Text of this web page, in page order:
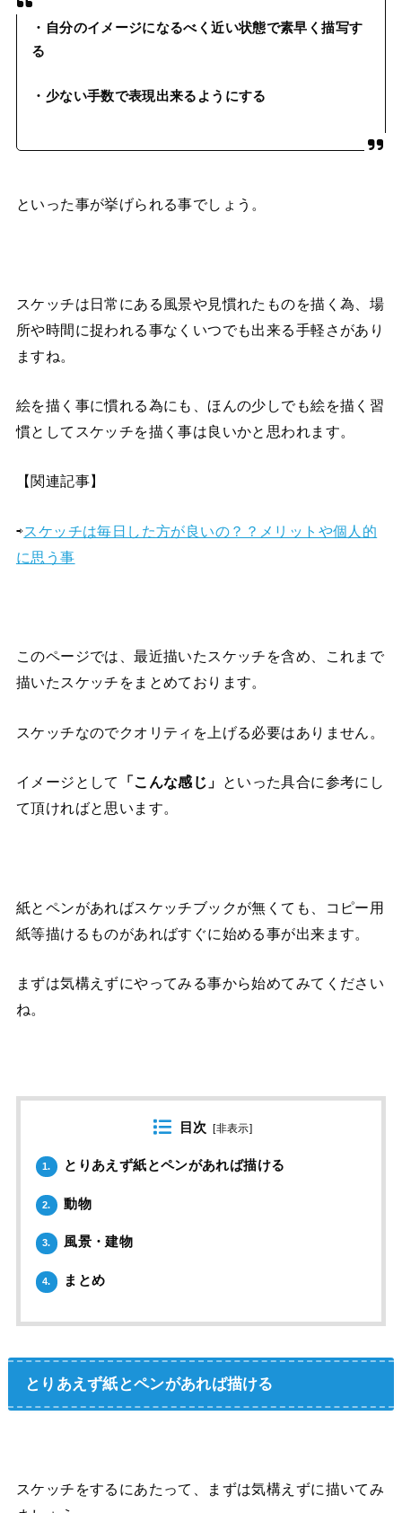
・自分のイメージになるべく近い状態で素早く描写す
る
・少ない手数で表現出来るようにする
といった事が挙げられる事でしょう。
スケッチは日常にある風景や見慣れたものを描く為、場
所や時間に捉われる事なくいつでも出来る手軽さがあり
ますね。
絵を描く事に慣れる為にも、ほんの少しでも絵を描く習
慣としてスケッチを描く事は良いかと思われます。
【関連記事】
⇨スケッチは毎日した方が良いの？？メリットや個人的
に思う事
このページでは、最近描いたスケッチを含め、これまで
描いたスケッチをまとめております。
スケッチなのでクオリティを上げる必要はありません。
イメージとして 「こんな感じ」
といった具合に参考にし
て頂ければと思います。
紙とペンがあればスケッチブックが無くても、コピー用
紙等描けるものがあればすぐに始める事が出来ます。
まずは気構えずにやってみる事から始めてみてください
ね。
目次 [非表示]
1. とりあえず紙とペンがあれば描ける
2. 動物
3. 風景・建物
4. まとめ
とりあえず紙とペンがあれば描ける
スケッチをするにあたって、まずは気構えずに描いてみ